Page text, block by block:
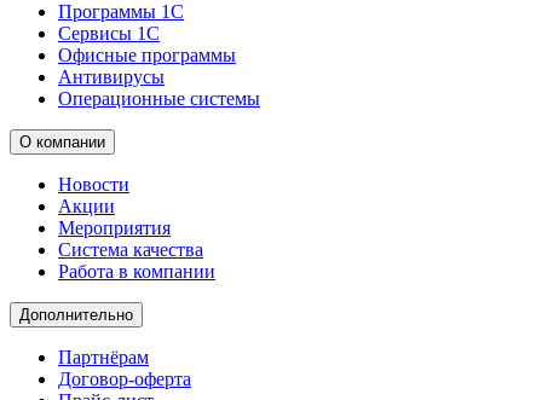
Программы 1С
Сервисы 1С
Офисные программы
Антивирусы
Операционные системы
О компании
Новости
Акции
Мероприятия
Система качества
Работа в компании
Дополнительно
Партнёрам
Договор-оферта